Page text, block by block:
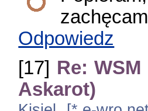
Odpowiedz
[17] Re:
Askarot)